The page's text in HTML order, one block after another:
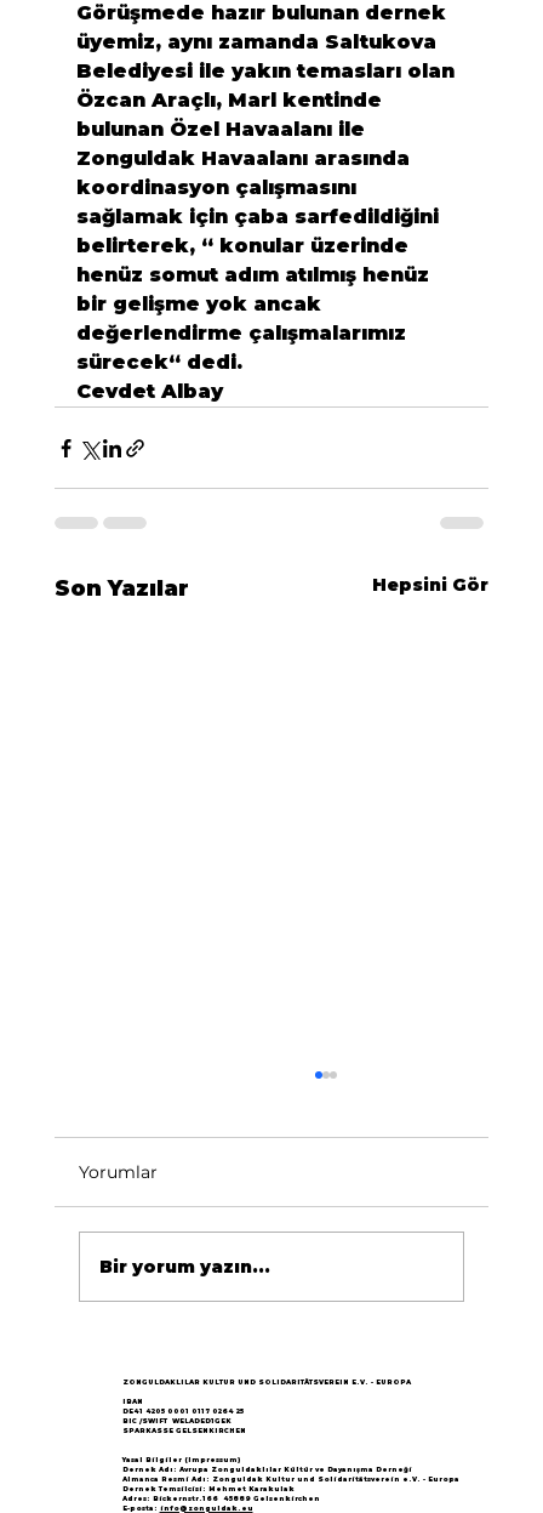
Görüşmede hazır bulunan dernek
üyemiz, aynı zamanda Saltukova
Belediyesi ile yakın temasları olan
Özcan Araçlı, Marl kentinde
bulunan Özel Havaalanı ile
Zonguldak Havaalanı arasında
koordinasyon çalışmasını
sağlamak için çaba sarfedildiğini
belirterek, “ konular üzerinde
henüz somut adım atılmış henüz
bir gelişme yok ancak
değerlendirme çalışmalarımız
sürecek“ dedi.
Cevdet Albay
Son Yazılar Hepsini Gör
büyük yankı uyandırdı...
Yorumlar
Bir yorum yazın...
ZONGULDAKLILAR KULTUR UND SOLIDARITÄTSVEREIN E.V. - EUROPA
IBAN
DE41 4205 0001 0117 0264 25
BIC /SWIFT WELADED1GEK
SPARKASSE GELSENKIRCHEN
Yasal Bilgiler (Impressum)
Dernek Adı: Avrupa Zonguldaklılar Kültür ve Dayanışma Derneği
Almanca Resmi Adı: Zonguldak Kultur und Solidaritätsverein e.V. - Europa
Dernek Temsilcisi: Mehmet Karakulak
Adres: Bickernstr.166 45889 Gelsenkirchen
E-posta: info@zonguldak.eu